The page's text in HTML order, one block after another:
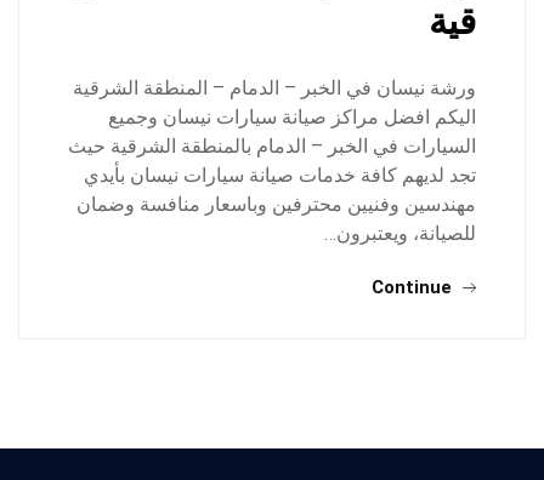
قية
ورشة نيسان في الخبر – الدمام – المنطقة الشرقية
اليكم افضل مراكز صيانة سيارات نيسان وجميع
السيارات في الخبر – الدمام بالمنطقة الشرقية حيث
تجد لديهم كافة خدمات صيانة سيارات نيسان بأيدي
مهندسين وفنيين محترفين وباسعار منافسة وضمان
للصيانة، ويعتبرون…
Continue